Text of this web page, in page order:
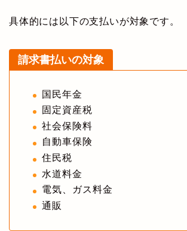
具体的には以下の支払いが対象です。
請求書払いの対象
国民年金
固定資産税
社会保険料
自動車保険
住民税
水道料金
電気、ガス料金
通販